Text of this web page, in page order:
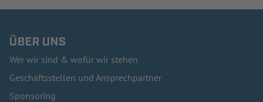
ÜBER UNS
Wer wir sind & wofür wir stehen
Geschäftsstellen und Ansprechpartner
Sponsoring